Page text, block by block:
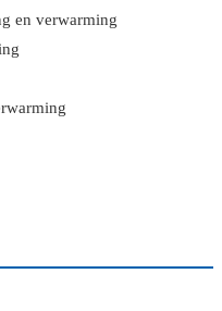
en verwarming